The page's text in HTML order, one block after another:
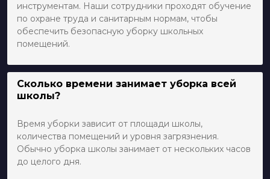
инструментам. Наши сотрудники проходят обучение
по охране труда и санитарным нормам, чтобы
обеспечить безопасную уборку школьных
помещений.
Сколько времени занимает уборка всей
школы?
Время уборки зависит от площади школы,
количества помещений и уровня загрязнения.
Обычно уборка школы занимает от нескольких часов
до целого дня.